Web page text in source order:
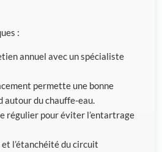
:
annuel avec un spécialiste
permette une bonne
autour du chauffe-eau.
régulier pour éviter l’entartrage
l’étanchéité du circuit